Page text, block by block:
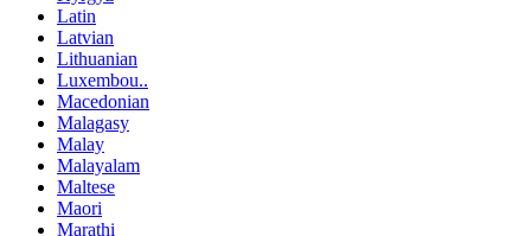
Latin
Latvian
Lithuanian
Luxembou..
Macedonian
Malagasy
Malay
Malayalam
Maltese
Maori
Marathi